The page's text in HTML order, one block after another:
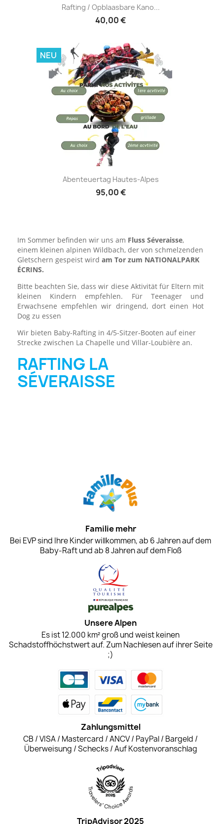
Rafting / Opblaasbare Kano...
40,00 €
Abenteuertag Hautes-Alpes
95,00 €
NEU
Im Sommer befinden wir uns am Fluss Séveraisse,
einem kleinen alpinen Wildbach, der von schmelzenden
Gletschern gespeist wird am Tor zum NATIONALPARK
ÉCRINS.
Bitte beachten Sie, dass wir diese Aktivität für Eltern mit
kleinen Kindern empfehlen. Für Teenager und
Erwachsene empfehlen wir dringend, dort einen Hot
Dog zu essen
Wir bieten Baby-Rafting in 4/5-Sitzer-Booten auf einer
Strecke zwischen La Chapelle und Villar-Loubière an.
RAFTING LA
SÉVERAISSE
Familie mehr
Bei EVP sind Ihre Kinder willkommen, ab 6 Jahren auf dem
Baby-Raft und ab 8 Jahren auf dem Floß
Unsere Alpen
Es ist 12.000 km² groß und weist keinen
Schadstoffhöchstwert auf. Zum Nachlesen auf ihrer Seite
;)
Zahlungsmittel
CB / VISA / Mastercard / ANCV / PayPal / Bargeld /
Überweisung / Schecks / Auf Kostenvoranschlag
TripAdvisor 2025